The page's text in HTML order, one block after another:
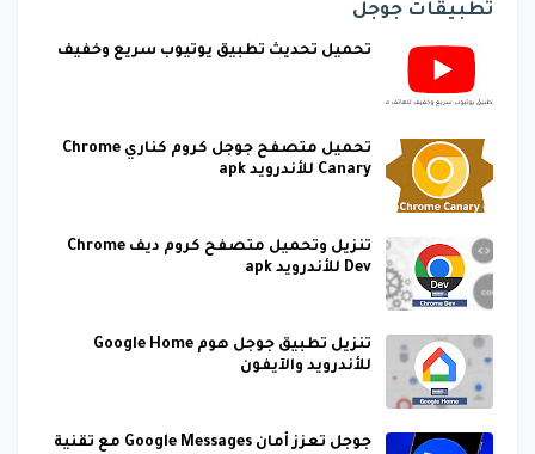
تطبيقات جوجل
تحميل تحديث تطبيق يوتيوب سريع وخفيف
تحميل متصفح جوجل كروم كناري Chrome
Canary للأندرويد apk
تنزيل وتحميل متصفح كروم ديف Chrome
Dev للأندرويد apk
تنزيل تطبيق جوجل هوم Google Home
للأندرويد والآيفون
جوجل تعزز أمان Google Messages مع تقنية